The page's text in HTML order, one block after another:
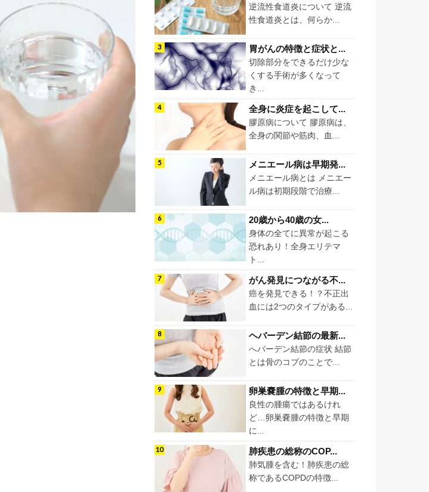
逆流性食道炎について 逆流
性食道炎とは、何らか...
胃がんの特徴と症状と...
切除部分をできるだけ少な
くする手術が多くなって
き...
全身に炎症を起こして...
膠原病について 膠原病は、
全身の関節や筋肉、血...
メニエール病は早期発...
メニエール病とは メニエー
ル病は初期段階で治療...
20歳から40歳の女...
身体の全てに異常が起こる
恐れあり！全身エリテマ
ト...
がん発見につながる不...
癌を発見できる！？不正出
血には2つのタイプがある...
ヘバーデン結節の最新...
へバーデン結節の症状 結節
とは骨のコブのことで...
卵巣嚢腫の特徴と早期...
良性の腫瘍ではあるけれ
ど…卵巣嚢腫の特徴と早期
に...
肺疾患の総称のCOP...
肺気腫を含む！肺疾患の総
称であるCOPDの特徴...